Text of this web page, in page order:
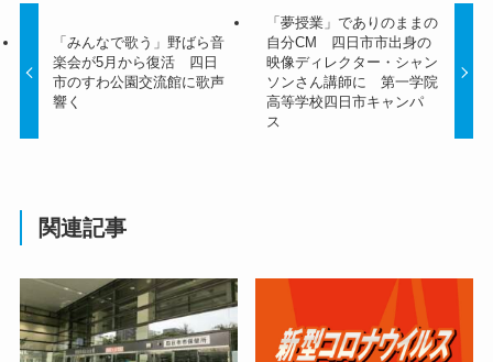
「みんなで歌う」野ばら音
楽会が5月から復活 四日
市のすわ公園交流館に歌声
響く
「夢授業」でありのままの
自分CM 四日市市出身の
映像ディレクター・シャン
ソンさん講師に 第一学院
高等学校四日市キャンパ
ス
関連記事